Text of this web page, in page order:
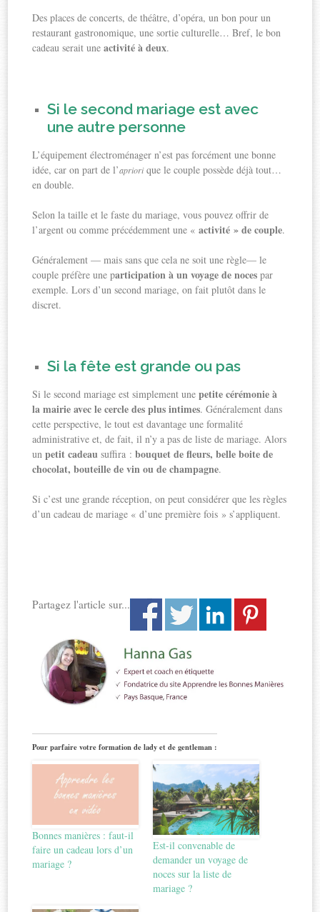
Des places de concerts, de théâtre, d’opéra, un bon pour un
restaurant gastronomique, une sortie culturelle… Bref, le bon
cadeau serait uneactivité à deux.
Si le second mariage est avec
une autre personne
L’équipement électroménager n’est pas forcément une bonne
idée, car on part de l’apriorique le couple possède déjà tout…
en double.
Selon la taille et le faste du mariage, vous pouvez offrir de
l’argent ou comme précédemment une «activité » de couple.
Généralement — mais sans que cela ne soit une règle— le
couple préfère une participation à un voyage de noces par
exemple. Lors d’un second mariage, on fait plutôt dans le
discret.
Si la fête est grande ou pas
Si le second mariage est simplement unepetite cérémonie à
la mairie avec le cercle des plus intimes. Généralement dans
cette perspective, le tout est davantage une formalité
administrative et, de fait, il n’y a pas de liste de mariage. Alors
unpetit cadeau suffira :bouquet de fleurs, belle boite de
chocolat, bouteille de vin ou de champagne.
Si c’est une grande réception, on peut considérer que les règles
d’un cadeau de mariage « d’une première fois » s’appliquent.
Partagez l'article sur...
Pour parfaire votre formation de lady et de gentleman :
Bonnes manières : faut-il
faire un cadeau lors d’un
mariage ?
Est-il convenable de
demander un voyage de
noces sur la liste de
mariage ?